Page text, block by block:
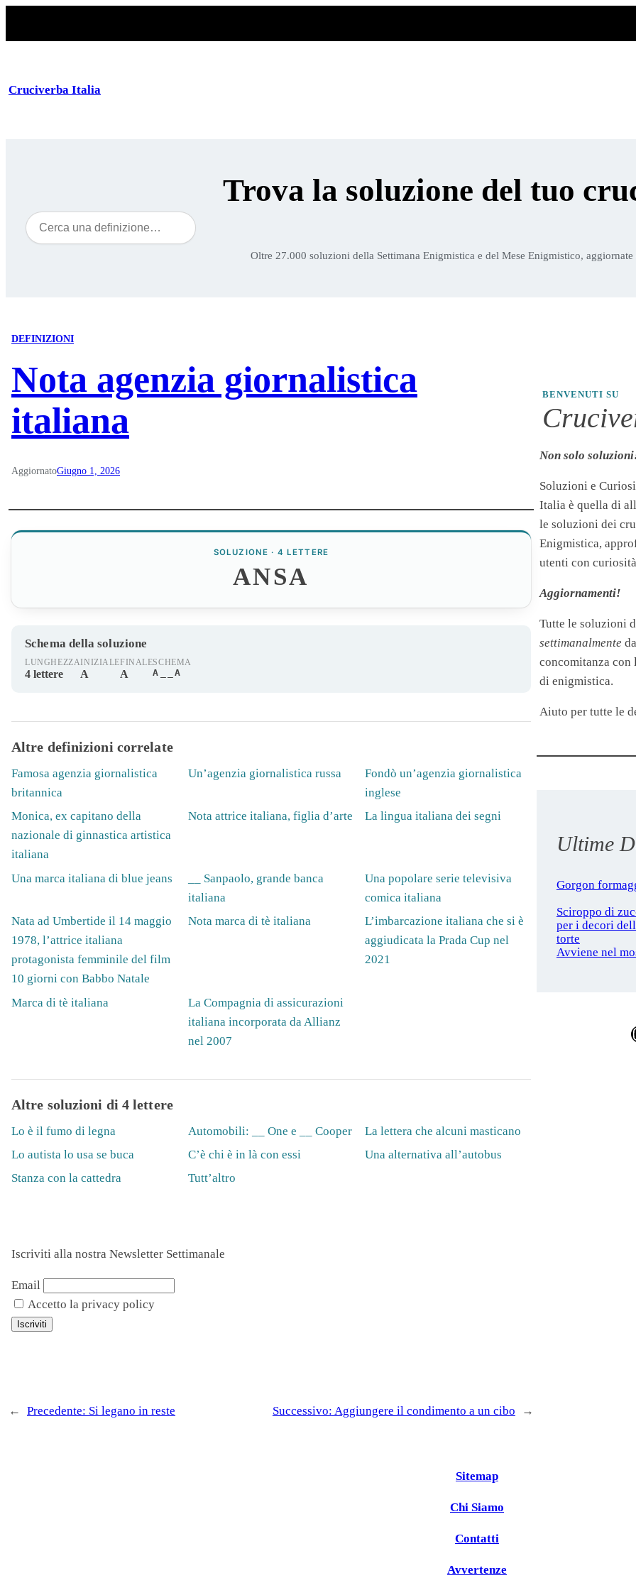
Cruciverba Italia
Trova la soluzione del tuo
Cerca
Oltre 27.000 soluzioni della Settimana Enigmistica e del Mese Enigmistico, aggiornate
DEFINIZIONI
Nota agenzia giornalistica
italiana
AggiornatoGiugno 1, 2026
SOLUZIONE · 4 LETTERE
ANSA
Schema della soluzione
LUNGHEZZA
4 lettere
INIZIALE
A
FINALE
A
SCHEMA
A__A
Altre definizioni correlate
Famosa agenzia giornalistica
britannica
Un’agenzia giornalistica russa
Fondò un’agenzia giornalistica
inglese
Monica, ex capitano della
nazionale di ginnastica artistica
italiana
Nota attrice italiana, figlia d’arte La lingua italiana dei segni
Una marca italiana di blue jeans
__ Sanpaolo, grande banca
italiana
Una popolare serie televisiva
comica italiana
Nata ad Umbertide il 14 maggio
1978, l’attrice italiana
protagonista femminile del film
10 giorni con Babbo Natale
Nota marca di tè italiana
L’imbarcazione italiana che si è
aggiudicata la Prada Cup nel
2021
Marca di tè italiana
La Compagnia di assicurazioni
italiana incorporata da Allianz
nel 2007
Altre soluzioni di 4 lettere
Lo è il fumo di legna Automobili: __ One e __ Cooper
La lettera che alcuni masticano
Lo autista lo usa se buca
C’è chi è in là con essi
Una alternativa all’autobus
Stanza con la cattedra
Tutt’altro
Iscriviti alla nostra Newsletter Settimanale
Email
Accetto la privacy policy
← Precedente: Si legano in reste Successivo: Aggiungere il condimento a un cibo →
BENVENUTI SU
Non solo
Soluzioni e
Italia è quella di
le soluzioni dei
Enigmistica,
utenti con
Aggiornamenti!
Tutte le soluzioni
settimanalmente
concomitanza
di enigmistica.
Aiuto per tutte le
Ultime
Gorgon
Sciroppo di
per i decori
torte
Avviene nel
Sitemap
Chi Siamo
Contatti
Avvertenze